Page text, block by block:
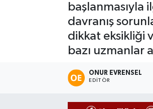
başlanmasıyla
davranış
dikkat eksikliği
bazı uzmanlar
ONUR EVRENSEL
EDITÖR